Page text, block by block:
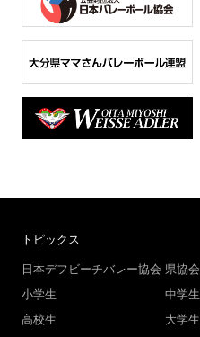
トピックス
日本デフビーチバレー協会 県協会
小学生
中学生
高校生
大学生